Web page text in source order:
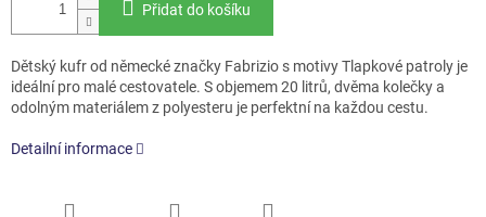
Přidat do košíku
Dětský kufr od německé značky Fabrizio s motivy Tlapkové patroly je
ideální pro malé cestovatele. S objemem 20 litrů, dvěma kolečky a
odolným materiálem z polyesteru je perfektní na každou cestu.
Detailní informace